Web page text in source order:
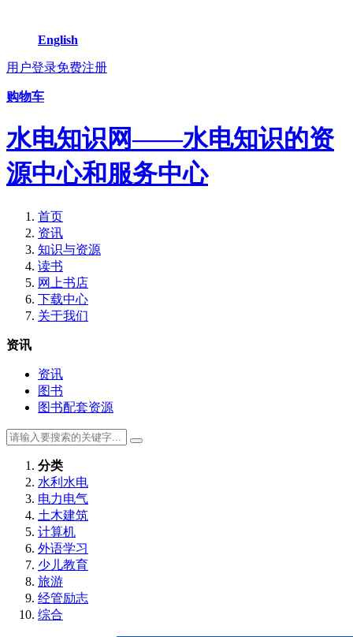
English
用户登录免费注册
购物车
水电知识网——水电知识的资
源中心和服务中心
首页
资讯
知识与资源
读书
网上书店
下载中心
关于我们
资讯
资讯
图书
图书配套资源
分类
水利水电
电力电气
土木建筑
计算机
外语学习
少儿教育
旅游
经管励志
综合